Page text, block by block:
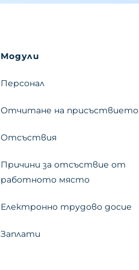
Модули
Персонал
Отчитане на присъствието
Отсъствия
Причини за отсъствие от
работното място
Електронно трудово досие
Заплати